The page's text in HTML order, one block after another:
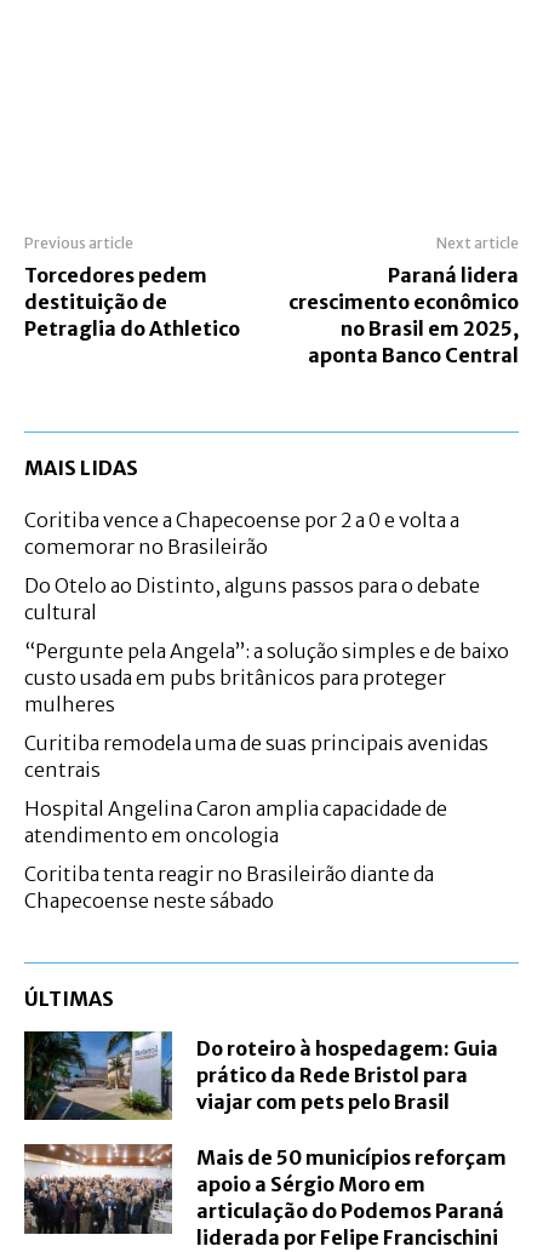
Previous article
Torcedores pedem
destituição de
Petraglia do Athletico
Next article
Paraná lidera
crescimento econômico
no Brasil em 2025,
aponta Banco Central
MAIS LIDAS
Coritiba vence a Chapecoense por 2 a 0 e volta a
comemorar no Brasileirão
Do Otelo ao Distinto, alguns passos para o debate
cultural
“Pergunte pela Angela”: a solução simples e de baixo
custo usada em pubs britânicos para proteger
mulheres
Curitiba remodela uma de suas principais avenidas
centrais
Hospital Angelina Caron amplia capacidade de
atendimento em oncologia
Coritiba tenta reagir no Brasileirão diante da
Chapecoense neste sábado
ÚLTIMAS
Do roteiro à hospedagem: Guia
prático da Rede Bristol para
viajar com pets pelo Brasil
Mais de 50 municípios reforçam
apoio a Sérgio Moro em
articulação do Podemos Paraná
liderada por Felipe Francischini